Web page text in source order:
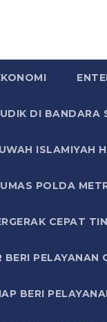
DI
ISLAMIYAH
POLDA
CEPAT
PELAYANAN
BERI